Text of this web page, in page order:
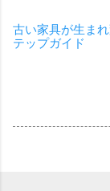
古い家具が生ま
テップガイド